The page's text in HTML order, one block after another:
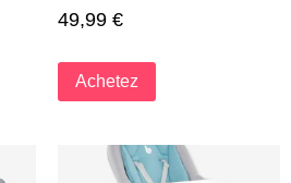
49,99 €
Achetez